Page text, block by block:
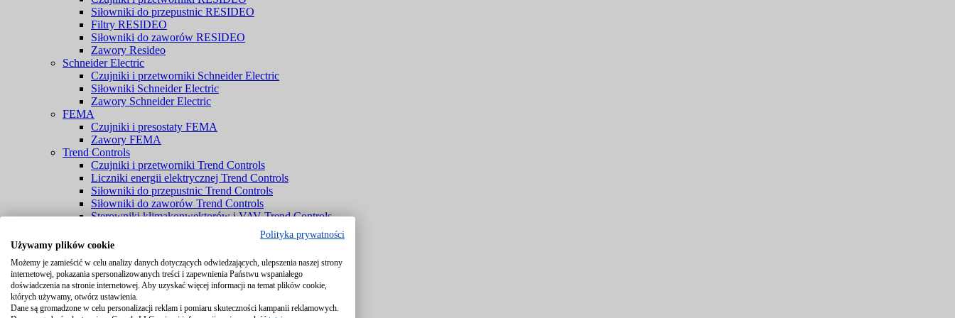
Siłowniki do przepustnic RESIDEO
Filtry RESIDEO
Siłowniki do zaworów RESIDEO
Zawory Resideo
Schneider Electric
Czujniki i przetworniki Schneider Electric
Siłowniki Schneider Electric
Zawory Schneider Electric
FEMA
Czujniki i presostaty FEMA
Zawory FEMA
Trend Controls
Czujniki i przetworniki Trend Controls
Liczniki energii elektrycznej Trend Controls
Siłowniki do przepustnic Trend Controls
Siłowniki do zaworów Trend Controls
Sterowniki klimakonwektorów i VAV Trend Controls
PENN® by Johnson Controls
Komponenty chłodnicze PENN® by Johnson Controls
Zawory PENN® by Johnson Controls
Braukmann
Czujniki Braukmann
Polityka prywatności
Używamy plików cookie
Możemy je zamieścić w celu analizy danych dotyczących odwiedzających, ulepszenia naszej strony
internetowej, pokazania spersonalizowanych treści i zapewnienia Państwu wspaniałego
doświadczenia na stronie internetowej. Aby uzyskać więcej informacji na temat plików cookie,
których używamy, otwórz ustawienia.
Dane są gromadzone w celu personalizacji reklam i pomiaru skuteczności kampanii reklamowych.